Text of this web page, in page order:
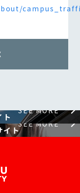
SEE MORE
イト
SEE MORE